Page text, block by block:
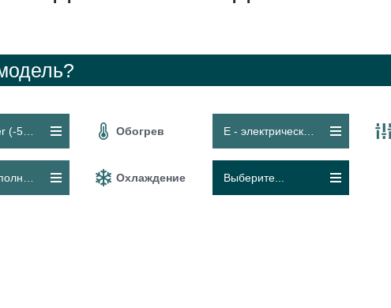
Обогрев E - электрический контур
Охлаждение Выберите...